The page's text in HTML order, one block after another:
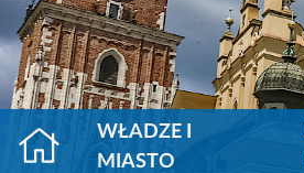
WŁADZE I
MIASTO